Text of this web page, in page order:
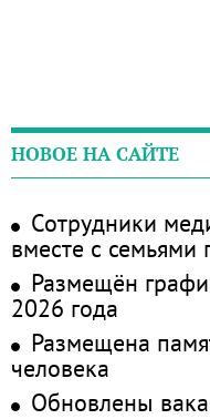
НОВОЕ НА САЙТЕ
Сотрудники
вместе с семьями
Размещён
2026 года
Размещена
человека
Обновлены